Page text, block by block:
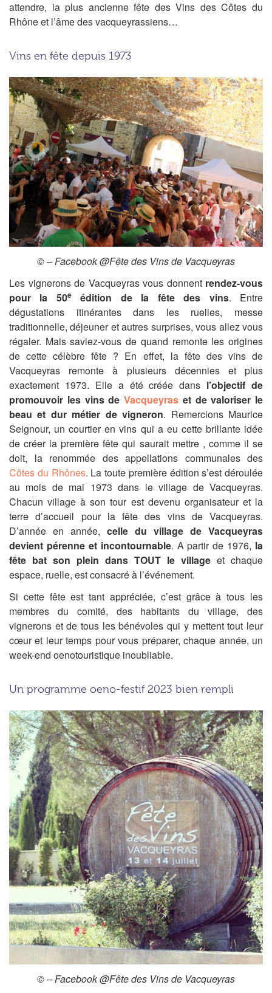
attendre, la plus ancienne fête des Vins des Côtes du
Rhône et l’âme des vacqueyrassiens…
Vins en fête depuis 1973
© – Facebook @Fête des Vins de Vacqueyras
Les vignerons de Vacqueyras vous donnent rendez-vous
pour la 50eédition de la fête des vins. Entre
dégustations itinérantes dans les ruelles, messe
traditionnelle, déjeuner et autres surprises, vous allez vous
régaler. Mais saviez-vous de quand remonte les origines
de cette célèbre fête ? En effet, la fête des vins de
Vacqueyras remonte à plusieurs décennies et plus
exactement 1973. Elle a été créée dans l’objectif de
promouvoir les vins de Vacqueyras et de valoriser le
beau et dur métier de vigneron. Remercions Maurice
Seignour, un courtier en vins qui a eu cette brillante idée
de créer la première fête qui saurait mettre , comme il se
doit, la renommée des appellations communales des
Côtes du Rhônes. La toute première édition s’est déroulée
au mois de mai 1973 dans le village de Vacqueyras.
Chacun village à son tour est devenu organisateur et la
terre d’accueil pour la fête des vins de Vacqueyras.
D’année en année, celle du village de Vacqueyras
devient pérenne et incontournable. A partir de 1976, la
fête bat son plein dans TOUT le village et chaque
espace, ruelle, est consacré à l’événement.
Si cette fête est tant appréciée, c’est grâce à tous les
membres du comité, des habitants du village, des
vignerons et de tous les bénévoles qui y mettent tout leur
cœur et leur temps pour vous préparer, chaque année, un
week-end oenotouristique inoubliable.
Un programme oeno-festif 2023 bien rempli
© – Facebook @Fête des Vins de Vacqueyras